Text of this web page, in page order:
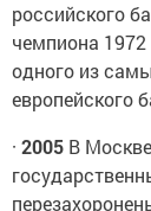
российского
чемпиона
одного из
европейского
· 2005 В